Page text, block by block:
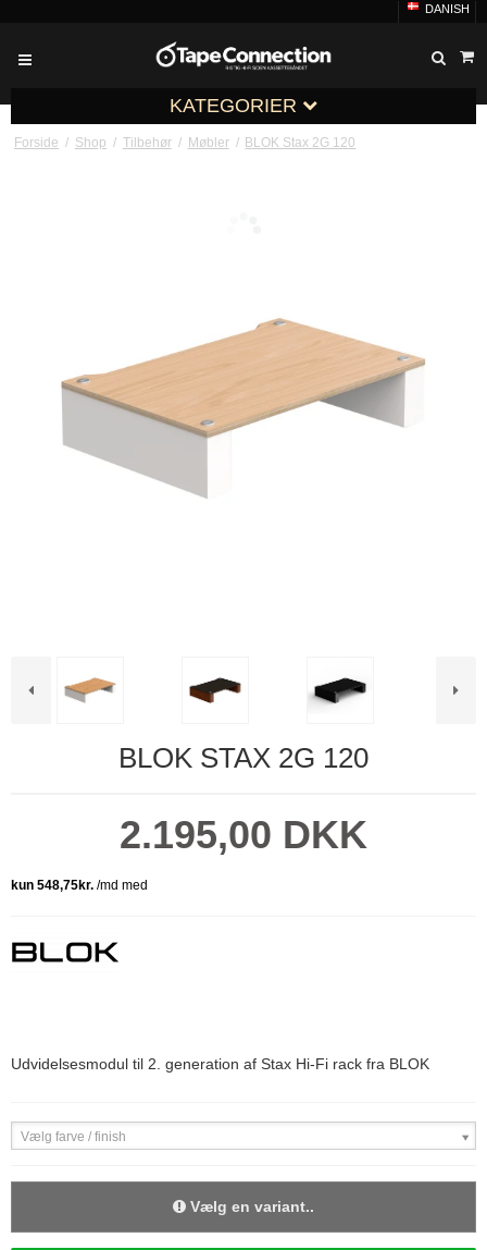
DANISH
KATEGORIER
Forside / Shop / Tilbehør / Møbler / BLOK Stax 2G 120
BLOK STAX 2G 120
2.195,00 DKK
Udvidelsesmodul til 2. generation af Stax Hi-Fi rack fra BLOK
Vælg farve / finish
Vælg en variant..